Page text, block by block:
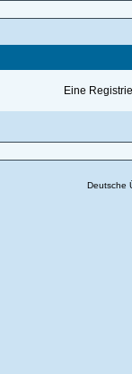
Eine
Deutsche